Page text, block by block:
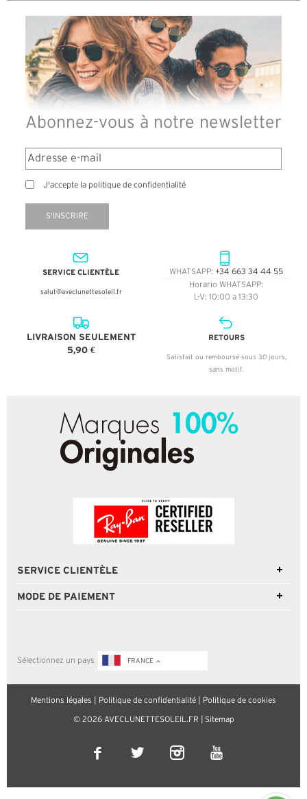
Abonnez-vous à notre newsletter
J'accepte la politique de confidentialité
S'INSCRIRE
SERVICE CLIENTÈLE
salut@aveclunettesoleil.fr
WHATSAPP: +34 663 34 44 55
Horario WHATSAPP:
L-V: 10:00 a 13:30
LIVRAISON SEULEMENT
5,90 €
RETOURS
Satisfait ou remboursé sous 30 jours,
sans motif.
SERVICE CLIENTÈLE
MODE DE PAIEMENT
Sélectionnez un pays FRANCE
Mentions légales Politique de confidentialité Politique de cookies
© 2026 AVECLUNETTESOLEIL.FR | Sitemap